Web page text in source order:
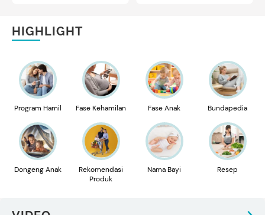
HIGHLIGHT
Program Hamil Fase Kehamilan Fase Anak Bundapedia
Dongeng Anak
Rekomendasi
Produk
Nama Bayi Resep